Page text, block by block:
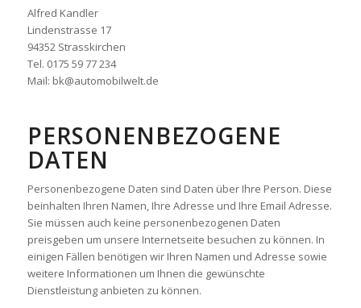
Alfred Kandler
Lindenstrasse 17
94352 Strasskirchen
Tel. 0175 59 77 234
Mail: bk@automobilwelt.de
PERSONENBEZOGENE
DATEN
Personenbezogene Daten sind Daten über Ihre Person. Diese
beinhalten Ihren Namen, Ihre Adresse und Ihre Email Adresse.
Sie müssen auch keine personenbezogenen Daten
preisgeben um unsere Internetseite besuchen zu können. In
einigen Fällen benötigen wir Ihren Namen und Adresse sowie
weitere Informationen um Ihnen die gewünschte
Dienstleistung anbieten zu können.